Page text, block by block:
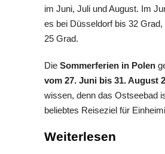
im Juni, Juli und August. Im
es bei Düsseldorf bis 32 Grad,
25 Grad.
Die Sommerferien in Polen
vom 27. Juni bis 31.August
wissen, denn das Ostseebad
beliebtes Reiseziel für
Weiterlesen